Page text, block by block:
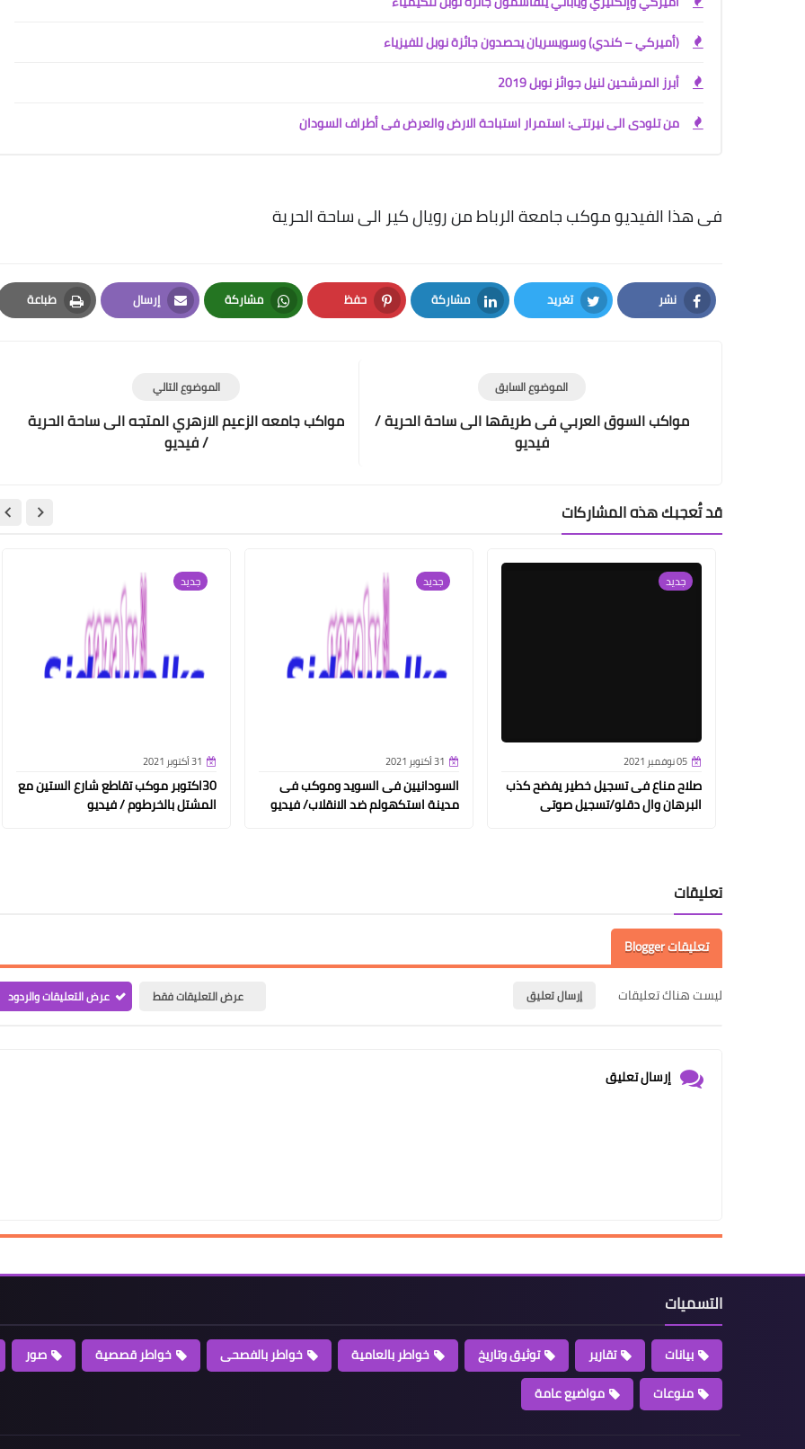
(أميركي – كندي) وسويسريان يحصدون جائزة نوبل للفيزياء
أبرز المرشحين لنيل جوائز نوبل 2019
من تلودى الى نيرتتى: استمرار استباحة الارض والعرض فى أطراف السودان
فى هذا الفيديوموكب جامعة الرباط من رويال كير الى ساحة الحرية
نشر
Facebook
تغريد
Twitter
مشاركة
LinkedIn
حفظ
Pinterest
مشاركة
Whatsapp
إرسال
Email
طباعة
Print
الموضوع التالي
مواكب جامعه الزعيم الازهري المتجه الى ساحة الحرية
/ فيديو
الموضوع السابق
مواكب السوق العربي فى طريقها الى ساحة الحرية /
فيديو
قد تُعجبك هذه المشاركات
جديد
05 نوفمبر 2021
صلاح مناع فى تسجيل خطير يفضح كذب
البرهان وال دقلو/تسجيل صوتى
جديد
31 أكتوبر 2021
السودانيين فى السويد وموكب فى
مدينة استكهولم ضد الانقلاب/ فيديو
جديد
31 أكتوبر 2021
30اكتوبر موكب تقاطع شارع الستين مع
المشتل بالخرطوم / فيديو
تعليقات
تعليقات Blogger
ليست هناك تعليقات إرسال تعليق عرض التعليقات فقط عرض التعليقات والردود
إرسال تعليق
التسميات
بيانات تقارير توثيق وتاريخ خواطر بالعامية خواطر بالفصحى خواطر قصصية صور
منوعات
مواضيع عامة